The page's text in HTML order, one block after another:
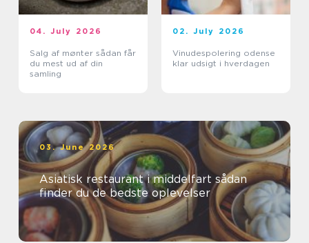
04. July 2026
Salg af mønter sådan får
du mest ud af din
samling
02. July 2026
Vinudespolering odense
klar udsigt i hverdagen
03. June 2026
Asiatisk restaurant i middelfart sådan
finder du de bedste oplevelser